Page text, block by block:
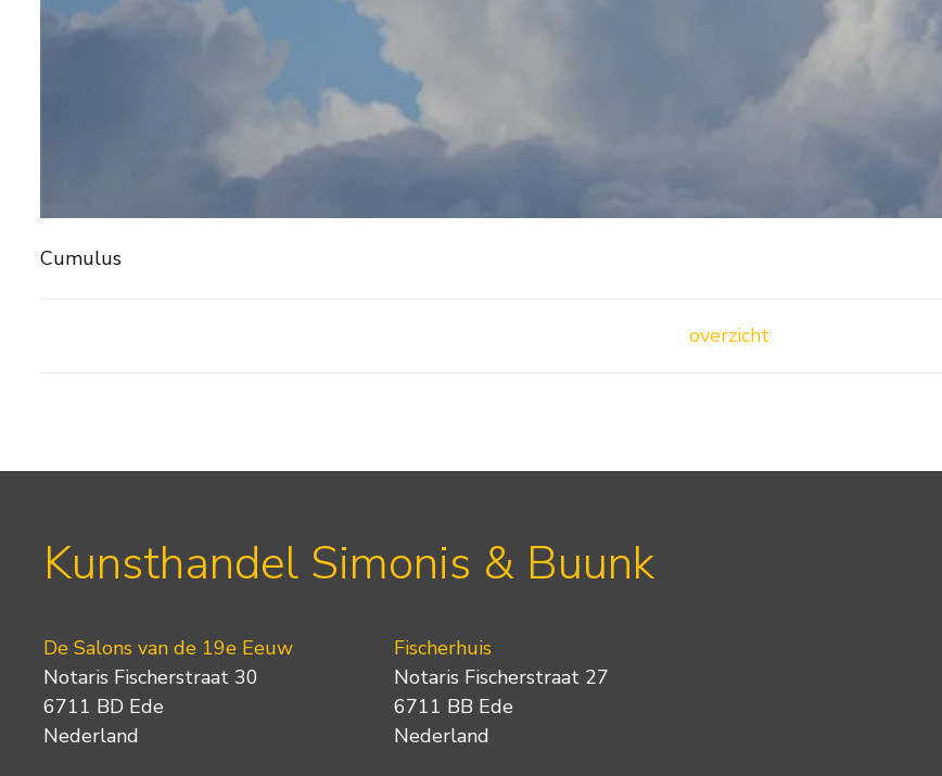
Cumulus
overzicht
Kunsthandel Simonis & Buunk
De Salons van de 19e Eeuw
Notaris Fischerstraat 30
6711 BD Ede
Nederland
Fischerhuis
Notaris Fischerstraat 27
6711 BB Ede
Nederland